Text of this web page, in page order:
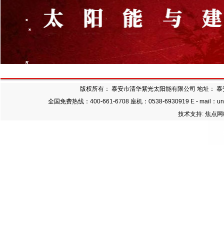
版权所有： 泰安市清华紫光太阳能有限公司 地址：
全国免费热线：400-661-6708 座机：0538-6930919 E - mail：
技术支持: 焦点